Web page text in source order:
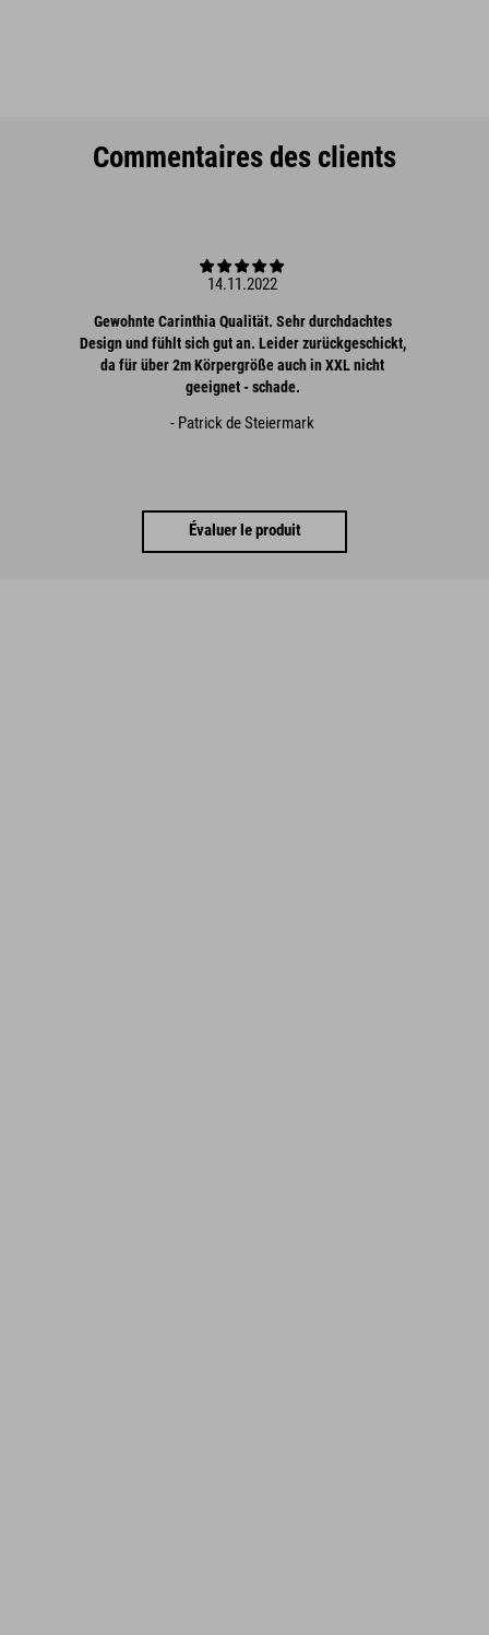
Commentaires des clients
14.11.2022
Gewohnte Carinthia Qualität. Sehr durchdachtes
Design und fühlt sich gut an. Leider zurückgeschickt,
da für über 2m Körpergröße auch in XXL nicht
geeignet - schade.
- Patrick de Steiermark
Évaluer le produit